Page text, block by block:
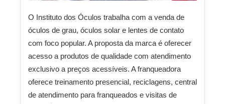
O Instituto dos Óculos trabalha com a venda de
óculos de grau, óculos solar e lentes de contato
com foco popular. A proposta da marca é oferecer
acesso a produtos de qualidade com atendimento
exclusivo a preços acessíveis. A franqueadora
oferece treinamento presencial, reciclagens, central
de atendimento para franqueados e visitas de